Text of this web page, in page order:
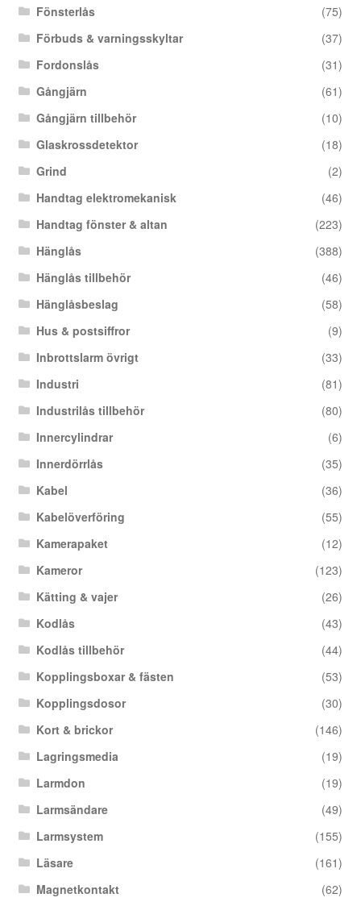
Fönsterlås
(75)
Förbuds & varningsskyltar
(37)
Fordonslås
(31)
Gångjärn
(61)
Gångjärn tillbehör
(10)
Glaskrossdetektor
(18)
Grind
(2)
Handtag elektromekanisk
(46)
Handtag fönster & altan
(223)
Hänglås
(388)
Hänglås tillbehör
(46)
Hänglåsbeslag
(58)
Hus & postsiffror
(9)
Inbrottslarm övrigt
(33)
Industri
(81)
Industrilås tillbehör
(80)
Innercylindrar
(6)
Innerdörrlås
(35)
Kabel
(36)
Kabelöverföring
(55)
Kamerapaket
(12)
Kameror
(123)
Kätting & vajer
(26)
Kodlås
(43)
Kodlås tillbehör
(44)
Kopplingsboxar & fästen
(53)
Kopplingsdosor
(30)
Kort & brickor
(146)
Lagringsmedia
(19)
Larmdon
(19)
Larmsändare
(49)
Larmsystem
(155)
Läsare
(161)
Magnetkontakt
(62)